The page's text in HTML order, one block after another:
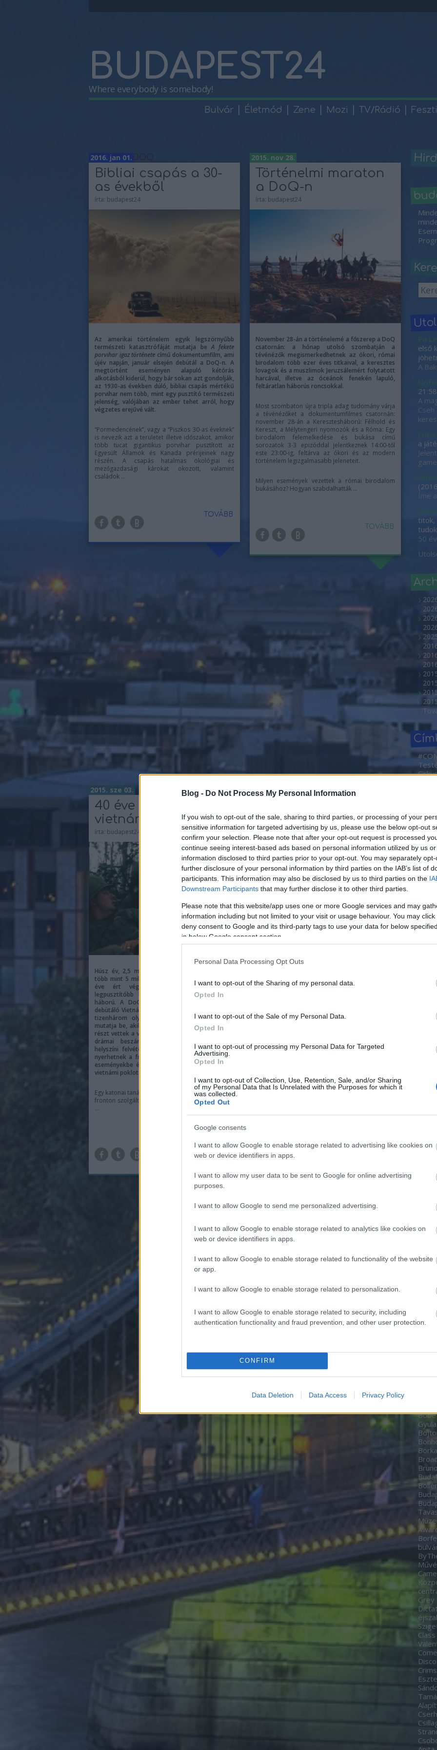
Blog - Do Not Process My Personal Information
If you wish to opt-out of the sale, sharing to third parties, or processing of your
sensitive information for targeted advertising by us, please use the below opt-out
confirm your selection. Please note that after your opt-out request is processed
continue seeing interest-based ads based on personal information utilized by us
information disclosed to third parties prior to your opt-out. You may separately
further disclosure of your personal information by third parties on the IAB’s list of
participants. This information may also be disclosed by us to third parties on the
Downstream Participants that may further disclose it to other third parties.
Please note that this website/app uses one or more Google services and may
information including but not limited to your visit or usage behaviour. You may
deny consent to Google and its third-party tags to use your data for below
in below Google consent section.
Personal Data Processing Opt Outs
I want to opt-out of the Sharing of my personal data.
Opted In
I want to opt-out of the Sale of my Personal Data.
Opted In
I want to opt-out of processing my Personal Data for Targeted
Advertising.
Opted In
I want to opt-out of Collection, Use, Retention, Sale, and/or Sharing
of my Personal Data that Is Unrelated with the Purposes for which it
was collected.
Opted Out
Google consents
I want to allow Google to enable storage related to advertising like cookies on
web or device identifiers in apps.
I want to allow my user data to be sent to Google for online advertising
purposes.
I want to allow Google to send me personalized advertising.
I want to allow Google to enable storage related to analytics like cookies on
web or device identifiers in apps.
I want to allow Google to enable storage related to functionality of the website
or app.
I want to allow Google to enable storage related to personalization.
I want to allow Google to enable storage related to security, including
authentication functionality and fraud prevention, and other user protection.
CONFIRM
Data Deletion Data Access Privacy Policy
BUDAPEST24
Where everybody is somebody!
Bulvár Életmód Zene Mozi TV/Rádió
Címkék »DOQ
2016. jan 01.
Bibliai csapás a 30-
as évekből
írta: budapest24
Az amerikai történelem egyik legszörnyűbb
természeti katasztrófáját mutatja be A fekete
porvihar igaz története című dokumentumfilm, ami
újév napján, január elsején debütál a DoQ-n. A
megtörtént eseményen alapuló kétórás
alkotásból kiderül, hogy bár sokan azt gondolják,
az 1930-as években dúló, bibliai csapás mértékű
porvihar nem több, mint egy pusztító természeti
jelenség, valójában az ember tehet arról, hogy
végzetes erejűvé vált.
“Pormedencének”, vagy a “Piszkos 30-as éveknek”
is nevezik azt a területet illetve időszakot, amikor
több tucat gigantikus porvihar pusztított az
Egyesült Államok és Kanada prérijeinek nagy
részén. A csapás hatalmas ökológiai és
mezőgazdasági károkat okozott, valamint
családok ...
TOVÁBB
2015. nov 28.
Történelmi maraton
a DoQ-n
írta: budapest24
November 28-án a történelemé a főszerep a DoQ
csatornán: a hónap utolsó szombatján a
tévénézők megismerkedhetnek az ókori, római
birodalom több ezer éves titkaival, a keresztes
lovagok és a muszlimok Jeruzsálemért folytatott
harcával, illetve az óceánok fenekén lapuló,
feltáratlan háborús roncsokkal.
Most szombaton újra tripla adag tudomány várja
a tévénézőket a dokumentumfilmes csatornán:
november 28-án a Keresztesháború: Félhold és
Kereszt, a Mélytengeri nyomozók és a Róma: Egy
birodalom felemelkedése és bukása című
sorozatok 3-3 epizóddal jelentkeznek 14:00-től
este 23:00-ig, feltárva az ókori és az modern
történelem legizgalmasabb jeleneteit.
Milyen események vezettek a római birodalom
bukásához? Hogyan szabdalhatták ...
TOVÁBB
2015. sze 03.
40 éve ért véget a
vietnámi háború
írta: budapest24
Húsz év, 2,5 millió harcoló amerikai katona és
több mint 5 millió áldozat mindkét oldalon – 40
éve ért véget a világtörténelem egyik
legpusztítóbb katonai konfliktusa, a vietnámi
háború. A DoQ-n szeptember 3-án késő éjjel
debütáló Vietnám, elveszett filmek című sorozat
tizenhárom olyan ember megható történetét
mutatja be, akik különböző formában ugyan, de
részt vettek a véres délkelet-ázsiai
háborúban. A
drámai beszámolók és a katonák eredeti,
helyszíni felvételei alapján a nézők betekintést
nyerhetnek a frontvonal mögött zajló megrázó
eseményekbe és testközelből ismerhetik meg a
vietnámi poklot.
Egy katonai tanácsadó, egy háborús özvegy és egy
fronton szolgált nővér – sorsok, amelyeket örökre
...
TOVÁBB
első
A
21:58
A
a
(
Íme
titok,
50
Dóra
Ada
Pure
Le
A
Focus
Black
Böbe
Gyula
Grey
Disco